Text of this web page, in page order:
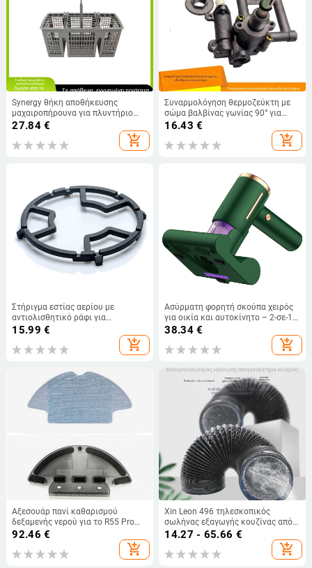
Synergy θήκη αποθήκευσης
μαχαιροπήρουνα για πλυντήριο
πιάτων – οργάνωση αξεσουάρ,
οικιακή χρήση, χειροκίνητος
έλεγχος
27.84€
add_shopping_cart
Συναρμολόγηση θερμοζεύκτη με
σώμα βαλβίνας γωνίας 90° για
εστίες αερίου, συμβατή με φυσικό
16.43 €
add_shopping_cart
Στήριγμα εστίας αερίου με
αντιολισθητικό ράφι για
κατσαρόλες και γουόκ, μοντέλο
TY-919, χυτοσίδηρος, άμεσος
εγκατάσταση, βάρος περίπου 400
15.99 €
add_shopping_cart
Ασύρματη φορητή σκούπα χειρός
για οικία και αυτοκίνητο – 2-σε-1
με επίπεδη μύτη και βούρτσα
ενσωματωμένη μπαταρία,
αναρρόφησης <10 kPa
38.34€
add_shopping_cart
Αξεσουάρ πανί καθαρισμού
δεξαμενής νερού για το R55 Pro
ρομπότ σκούπισμα, οικιακή χρήση,
92.46 €
add_shopping_cart
Xin Leon 496 τηλεσκοπικός
σωλήνας εξαγωγής κουζίνας από
αλουμινόφυλλο-συνθετικό
14.27 - 65.66 €
add_shopping_cart